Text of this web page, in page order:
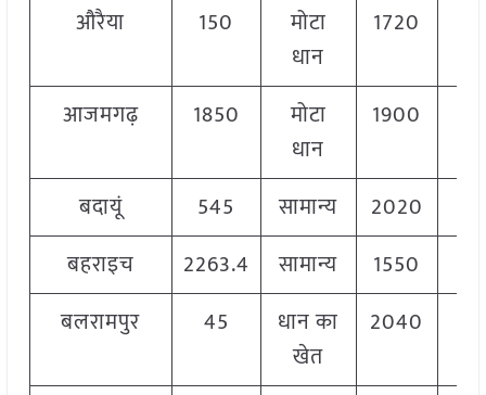
औरैया 150
मोटा
धान
1720
आजमगढ़ 1850
मोटा
धान
1900
बदायूं 545 सामान्य 2020
बहराइच
2263.4 सामान्य 1550
बलरामपुर
45
धान का
खेत
2040